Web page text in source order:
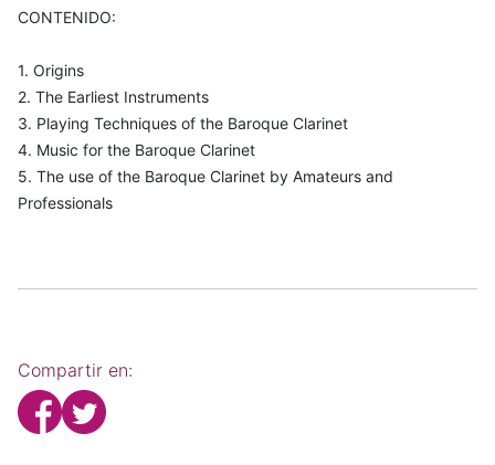
CONTENIDO:
1. Origins
2. The Earliest Instruments
3. Playing Techniques of the Baroque Clarinet
4. Music for the Baroque Clarinet
5. The use of the Baroque Clarinet by Amateurs and
Professionals
Compartir en: